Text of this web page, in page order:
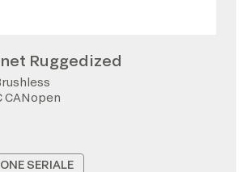
Ruggedized
CANopen
SERIALE